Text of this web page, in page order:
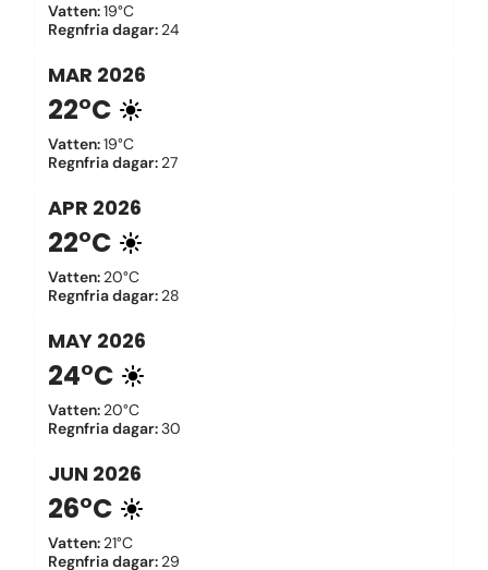
Vatten:19°C
Regnfria dagar: 24
MAR 2026
22°C
Vatten:19°C
Regnfria dagar: 27
APR 2026
22°C
Vatten: 20°C
Regnfria dagar: 28
MAY 2026
24°C
Vatten: 20°C
Regnfria dagar:30
JUN 2026
26°C
Vatten: 21°C
Regnfria dagar: 29